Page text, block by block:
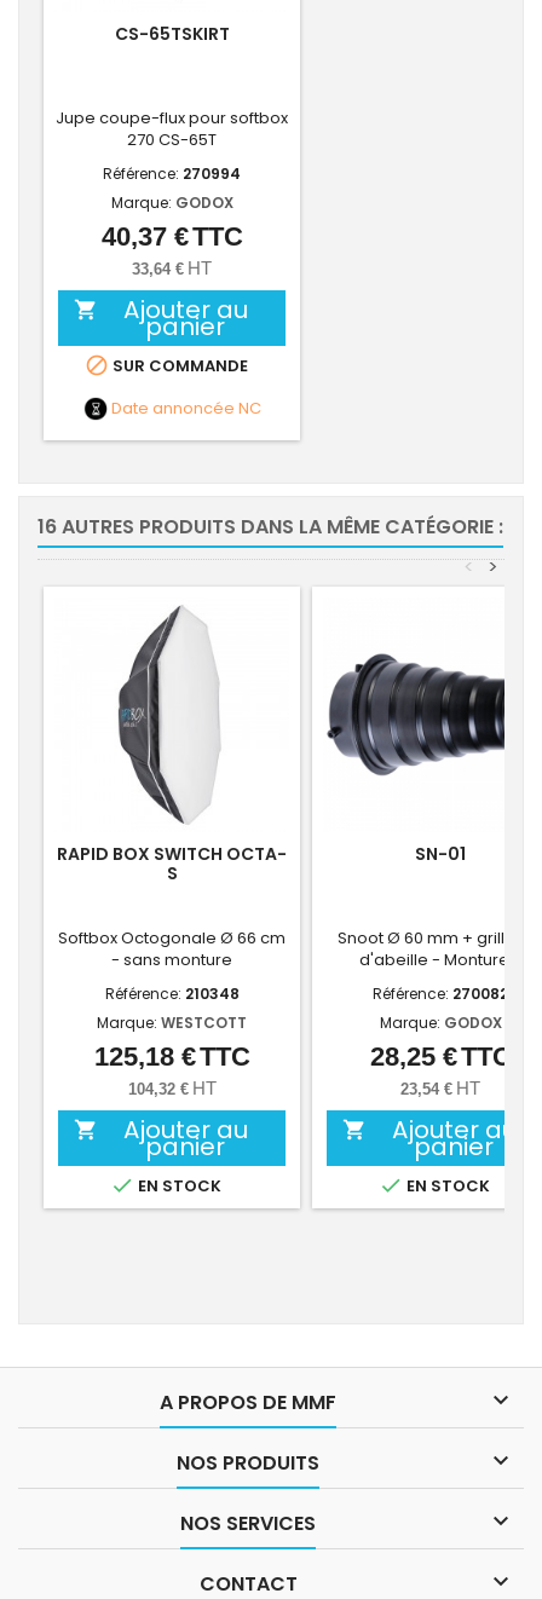
CS-65TSKIRT
Jupe coupe-flux pour softbox
270 CS-65T
Référence: 270994
Marque: GODOX
Prix
40,37 €TTC
33,64 € HT
 Ajouter au
panier
 SUR COMMANDE
Date annoncée NC
16 AUTRES PRODUITS DANS LA MÊME CATÉGORIE :
>
<
RAPID BOX SWITCH OCTA-
S
Softbox Octogonale Ø 66 cm
- sans monture
Référence: 210348
Marque: WESTCOTT
Prix
125,18 €TTC
104,32 € HT
 Ajouter au
panier
 EN STOCK
SN-01
Snoot Ø 60 mm + grille nid
d'abeille - Monture S
Référence: 270082
Marque: GODOX
Prix
28,25 €TTC
23,54 € HT
 Ajouter au
panier
 EN STOCK
A PROPOS DE MMF 
NOS PRODUITS 
NOS SERVICES 
CONTACT 